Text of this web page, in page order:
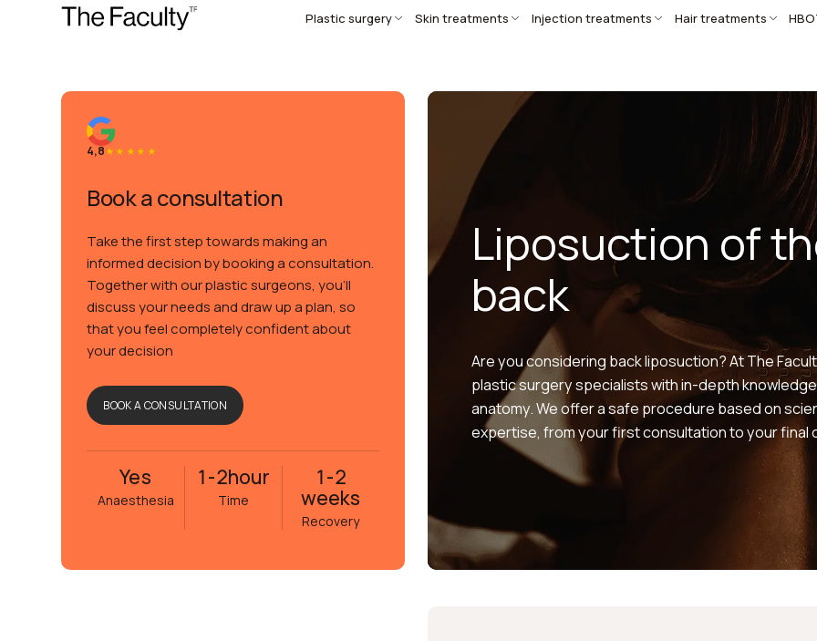
Plastic surgery Skin treatments Injection treatments Hair treatments
4,8
informed decision by booking a consultation.
Together with our plastic surgeons, you’ll
discuss your needs and draw up a plan, so
that you feel completely confident about
your decision
BOOK A CONSULTATION
Yes
Anaesthesia
1-2hour
Time
1-2
weeks
Recovery
Liposuction of
back
Are you considering back liposuction? At The
plastic surgery specialists with in-depth
anatomy. We offer a safe procedure based on
expertise, from your first consultation to your final